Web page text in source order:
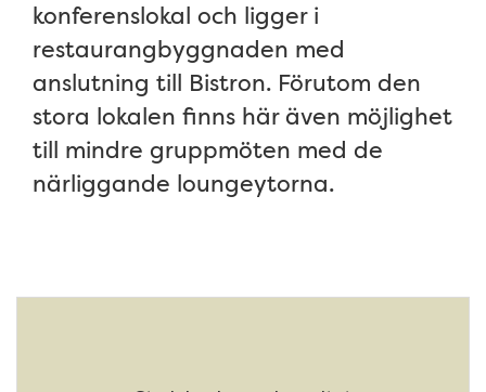
konferenslokal och ligger i
restaurangbyggnaden med
anslutning till Bistron. Förutom den
stora lokalen finns här även möjlighet
till mindre gruppmöten med de
närliggande loungeytorna.